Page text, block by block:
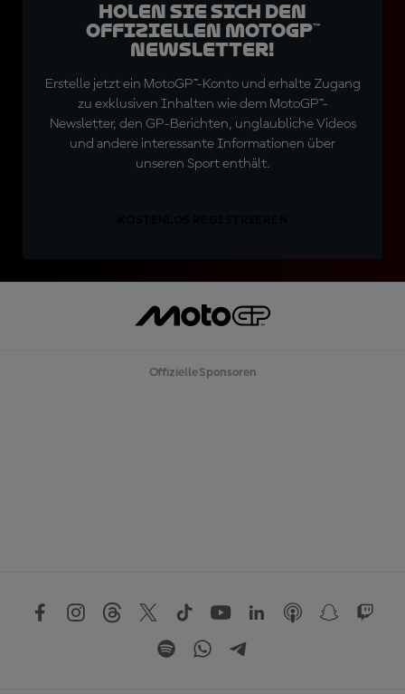
Holen Sie sich den
offiziellen MotoGP™
Newsletter!
Erstelle jetzt ein MotoGP™-Konto und erhalte Zugang
zu exklusiven Inhalten wie dem MotoGP™-
Newsletter, den GP-Berichten, unglaubliche Videos
und andere interessante Informationen über
unseren Sport enthält.
Offizielle Sponsoren